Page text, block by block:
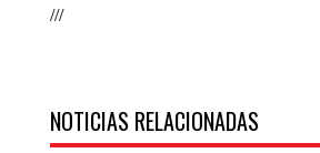
///
NOTICIAS RELACIONADAS